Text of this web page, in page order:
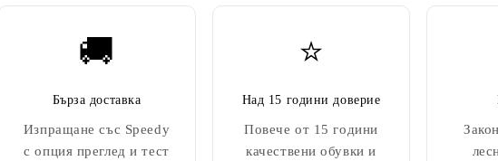
🚚
Бърза доставка
Изпращане със Speedy
с опция преглед и тест
⭐
Над 15 години доверие
Повече от 15 години
качествени обувки и